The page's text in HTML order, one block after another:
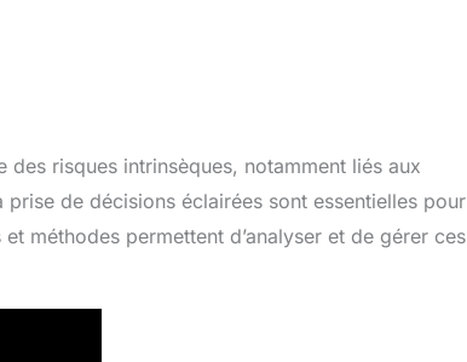
risques intrinsèques, notamment liés aux
de décisions éclairées sont essentielles pour
méthodes permettent d’analyser et de gérer ces